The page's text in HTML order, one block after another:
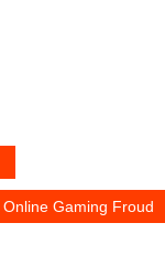
Online Gaming Froud